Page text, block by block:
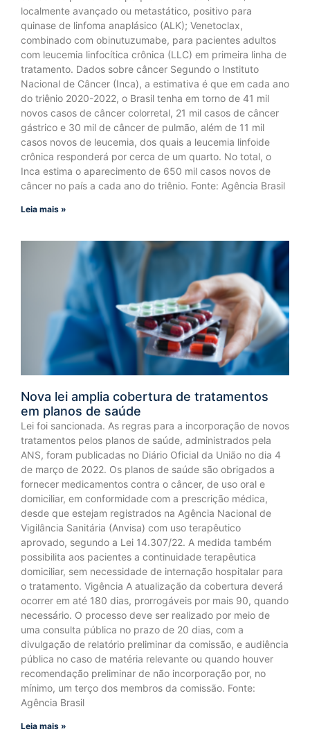
localmente avançado ou metastático, positivo para
quinase de linfoma anaplásico (ALK); Venetoclax,
combinado com obinutuzumabe, para pacientes adultos
com leucemia linfocítica crônica (LLC) em primeira linha de
tratamento. Dados sobre câncer Segundo o Instituto
Nacional de Câncer (Inca), a estimativa é que em cada ano
do triênio 2020-2022, o Brasil tenha em torno de 41 mil
novos casos de câncer colorretal, 21 mil casos de câncer
gástrico e 30 mil de câncer de pulmão, além de 11 mil
casos novos de leucemia, dos quais a leucemia linfoide
crônica responderá por cerca de um quarto. No total, o
Inca estima o aparecimento de 650 mil casos novos de
câncer no país a cada ano do triênio. Fonte: Agência Brasil
Leia mais »
Nova lei amplia cobertura de tratamentos
em planos de saúde
Lei foi sancionada. As regras para a incorporação de novos
tratamentos pelos planos de saúde, administrados pela
ANS, foram publicadas no Diário Oficial da União no dia 4
de março de 2022. Os planos de saúde são obrigados a
fornecer medicamentos contra o câncer, de uso oral e
domiciliar, em conformidade com a prescrição médica,
desde que estejam registrados na Agência Nacional de
Vigilância Sanitária (Anvisa) com uso terapêutico
aprovado, segundo a Lei 14.307/22. A medida também
possibilita aos pacientes a continuidade terapêutica
domiciliar, sem necessidade de internação hospitalar para
o tratamento. Vigência A atualização da cobertura deverá
ocorrer em até 180 dias, prorrogáveis por mais 90, quando
necessário. O processo deve ser realizado por meio de
uma consulta pública no prazo de 20 dias, com a
divulgação de relatório preliminar da comissão, e audiência
pública no caso de matéria relevante ou quando houver
recomendação preliminar de não incorporação por, no
mínimo, um terço dos membros da comissão. Fonte:
Agência Brasil
Leia mais »